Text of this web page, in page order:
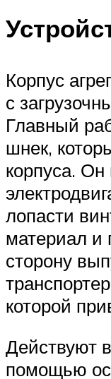
Корпус
с
Главный
шнек,
корпуса.
лопасти
материал и
сторону
которой
Действуют
помощью